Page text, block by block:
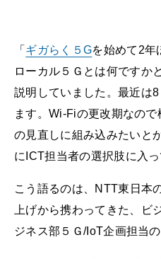
「 ギガらく５Gを始めて2年
ローカル５Ｇとは何ですか
説明していました。最近は
ます。Wi-Fiの更改期なの
の見直しに組み込みたいと
にICT担当者の選択肢に入
こう語るのは、NTT東日本
上げから携わってきた、ビ
ジネス部５Ｇ/IoT企画担当